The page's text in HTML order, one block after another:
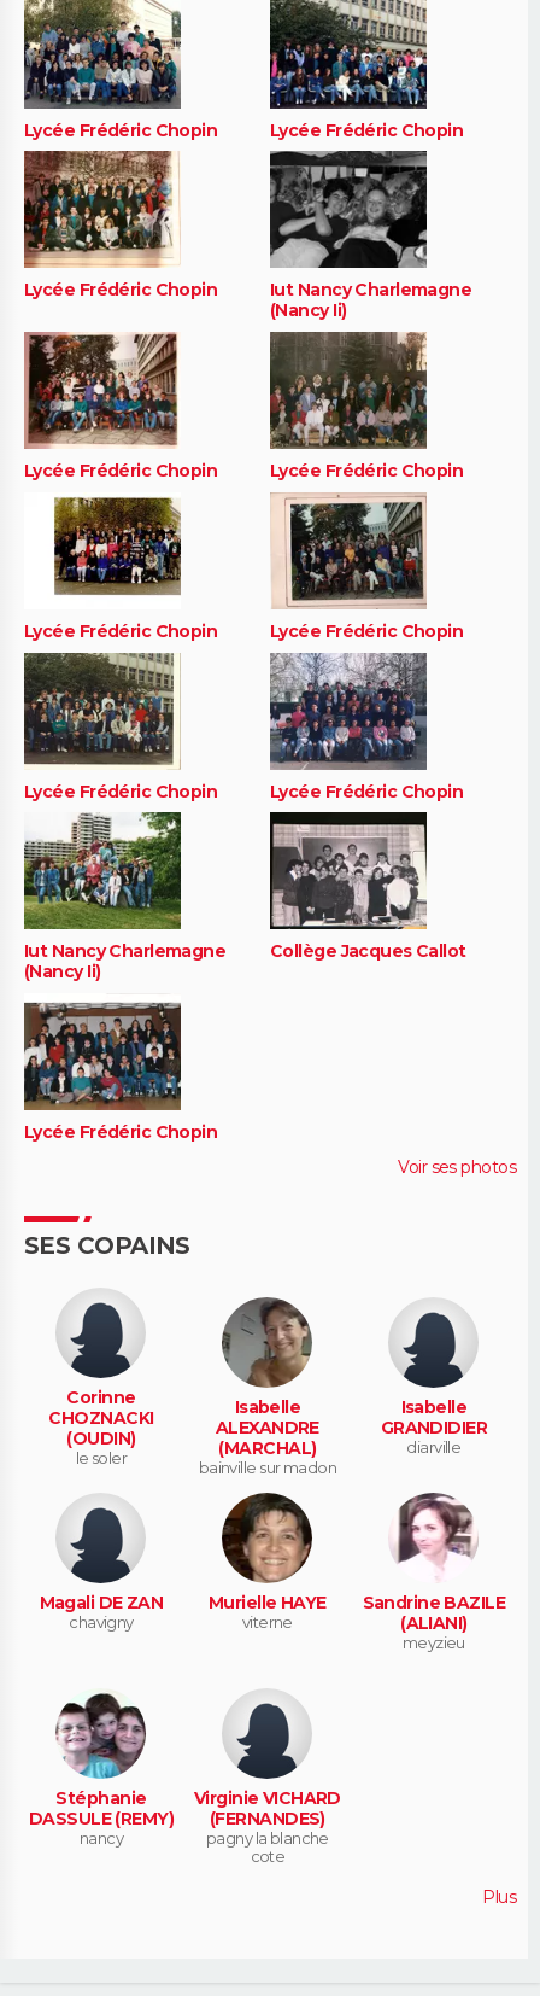
Lycée Frédéric Chopin Lycée Frédéric Chopin
Lycée Frédéric Chopin
Iut Nancy Charlemagne
(Nancy Ii)
Lycée Frédéric Chopin Lycée Frédéric Chopin
Lycée Frédéric Chopin Lycée Frédéric Chopin
Lycée Frédéric Chopin Lycée Frédéric Chopin
Iut Nancy Charlemagne
(Nancy Ii)
Collège Jacques Callot
Lycée Frédéric Chopin
Voir ses photos
SES COPAINS
Corinne
CHOZNACKI
(OUDIN)
le soler
Isabelle
ALEXANDRE
(MARCHAL)
bainville sur madon
Isabelle
GRANDIDIER
diarville
Magali DE ZAN
chavigny
Murielle HAYE
viterne
Sandrine BAZILE
(ALIANI)
meyzieu
Stéphanie
DASSULE (REMY)
nancy
Virginie VICHARD
(FERNANDES)
pagny la blanche
cote
Plus